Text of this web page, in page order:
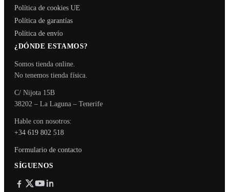
Política de cookies UE
Política de garantías
Política de envío
¿DÓNDE ESTAMOS?
Somos tienda online.
No tenemos tienda física.
C/ Nijota 15B
38202 – La Laguna – Tenerife
Hable con nosotros:
+34 619 802 518
Formulario de contacto
SÍGUENOS